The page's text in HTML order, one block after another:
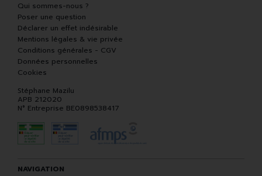
Qui sommes-nous ?
Poser une question
Déclarer un effet indésirable
Mentions légales & vie privée
Conditions générales - CGV
Données personnelles
Cookies
Stéphane Mazilu
APB 212020
N° Entreprise BE0898538417
NAVIGATION